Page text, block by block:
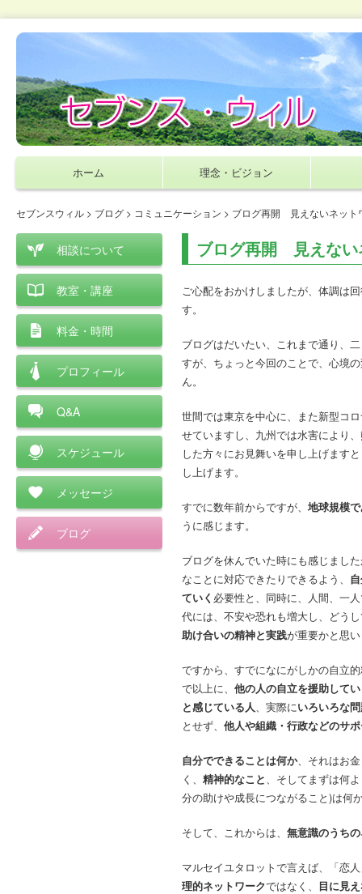
ホーム 理念・ビジョン
セブンスウィル > ブログ > コミュニケーション > ブログ再開 見えないネット
ブログ再開 見えない
ご心配をおかけしましたが、体調は
す。
ブログはだいたい、これまで通り、
すが、ちょっと今回のことで、心境
ん。
世間では東京を中心に、また新型コ
せていますし、九州では水害により
した方々にお見舞いを申し上げます
し上げます。
すでに数年前からですが、 地球規模
うに感じます。
ブログを休んでいた時にも感じまし
なことに対応できたりできるよう、
ていく 必要性と、同時に、人間、一
代には、不安や恐れも増大し、どう
助け合いの精神と実践が重要かと思
ですから、すでになにがしかの自立
で以上に、 他の人の自立を援助して
と感じている人、実際にいろいろな
とせず、 他人や組織・行政などのサ
自分でできることは何か、それはお
く、 精神的なこと、そしてまずは何
分の助けや成長につながること)は何
そして、これからは、 無意識のうち
マルセイユタロットで言えば、「恋
理的ネットワークではなく、 目に見
相談について
教室・講座
料金・時間
プロフィール
Q&A
スケジュール
メッセージ
ブログ